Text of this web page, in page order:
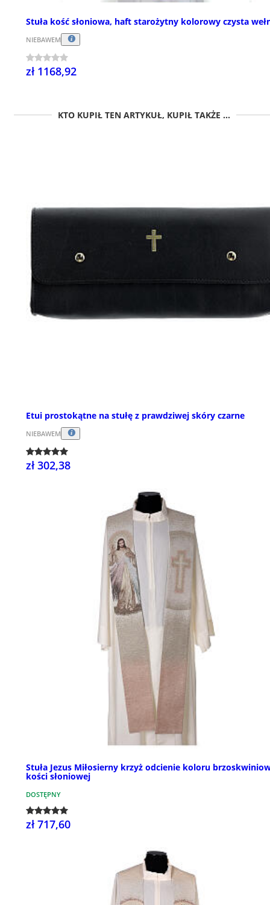
Stuła kość słoniowa, haft starożytny kolorowy czysta
NIEBAWEM
zł 1168,92
KTO KUPIŁ TEN ARTYKUŁ, KUPIŁ TAKŻE ...
Etui prostokątne na stułę z prawdziwej skóry czarne
NIEBAWEM
zł 302,38
Stuła Jezus Miłosierny krzyż odcienie koloru
kości słoniowej
DOSTĘPNY
zł 717,60